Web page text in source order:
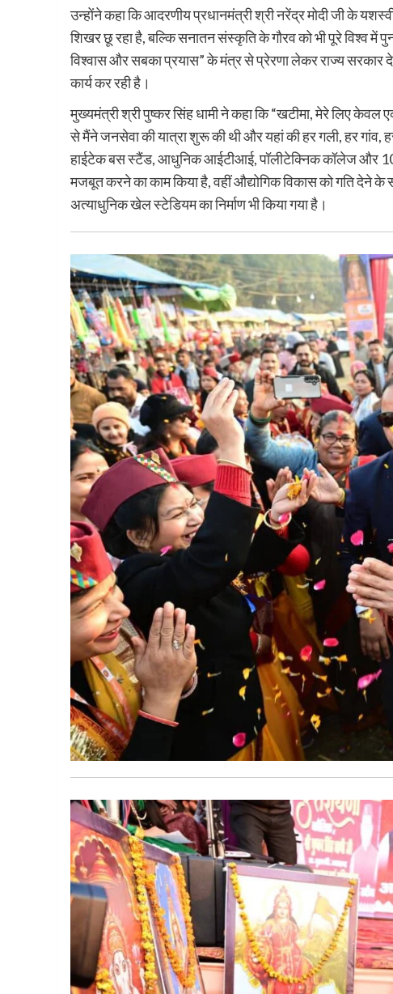
उन्होंने कहा कि आदरणीय प्रधानमंत्री श्री नरेंद्र मोदी जी के
शिखर छू रहा है, बल्कि सनातन संस्कृति के गौरव को भी पूरे विश्व
विश्वास और सबका प्रयास” के मंत्र से प्रेरणा लेकर राज्य सरकार
कार्य कर रही है।
मुख्यमंत्री श्री पुष्कर सिंह धामी ने कहा कि “खटीमा, मेरे लिए केवल
से मैंने जनसेवा की यात्रा शुरू की थी और यहां की हर गली, हर गांव,
हाईटेक बस स्टैंड, आधुनिक आईटीआई, पॉलीटेक्निक कॉलेज और
मजबूत करने का काम किया है, वहीं औद्योगिक विकास को गति देने के
अत्याधुनिक खेल स्टेडियम का निर्माण भी किया गया है।